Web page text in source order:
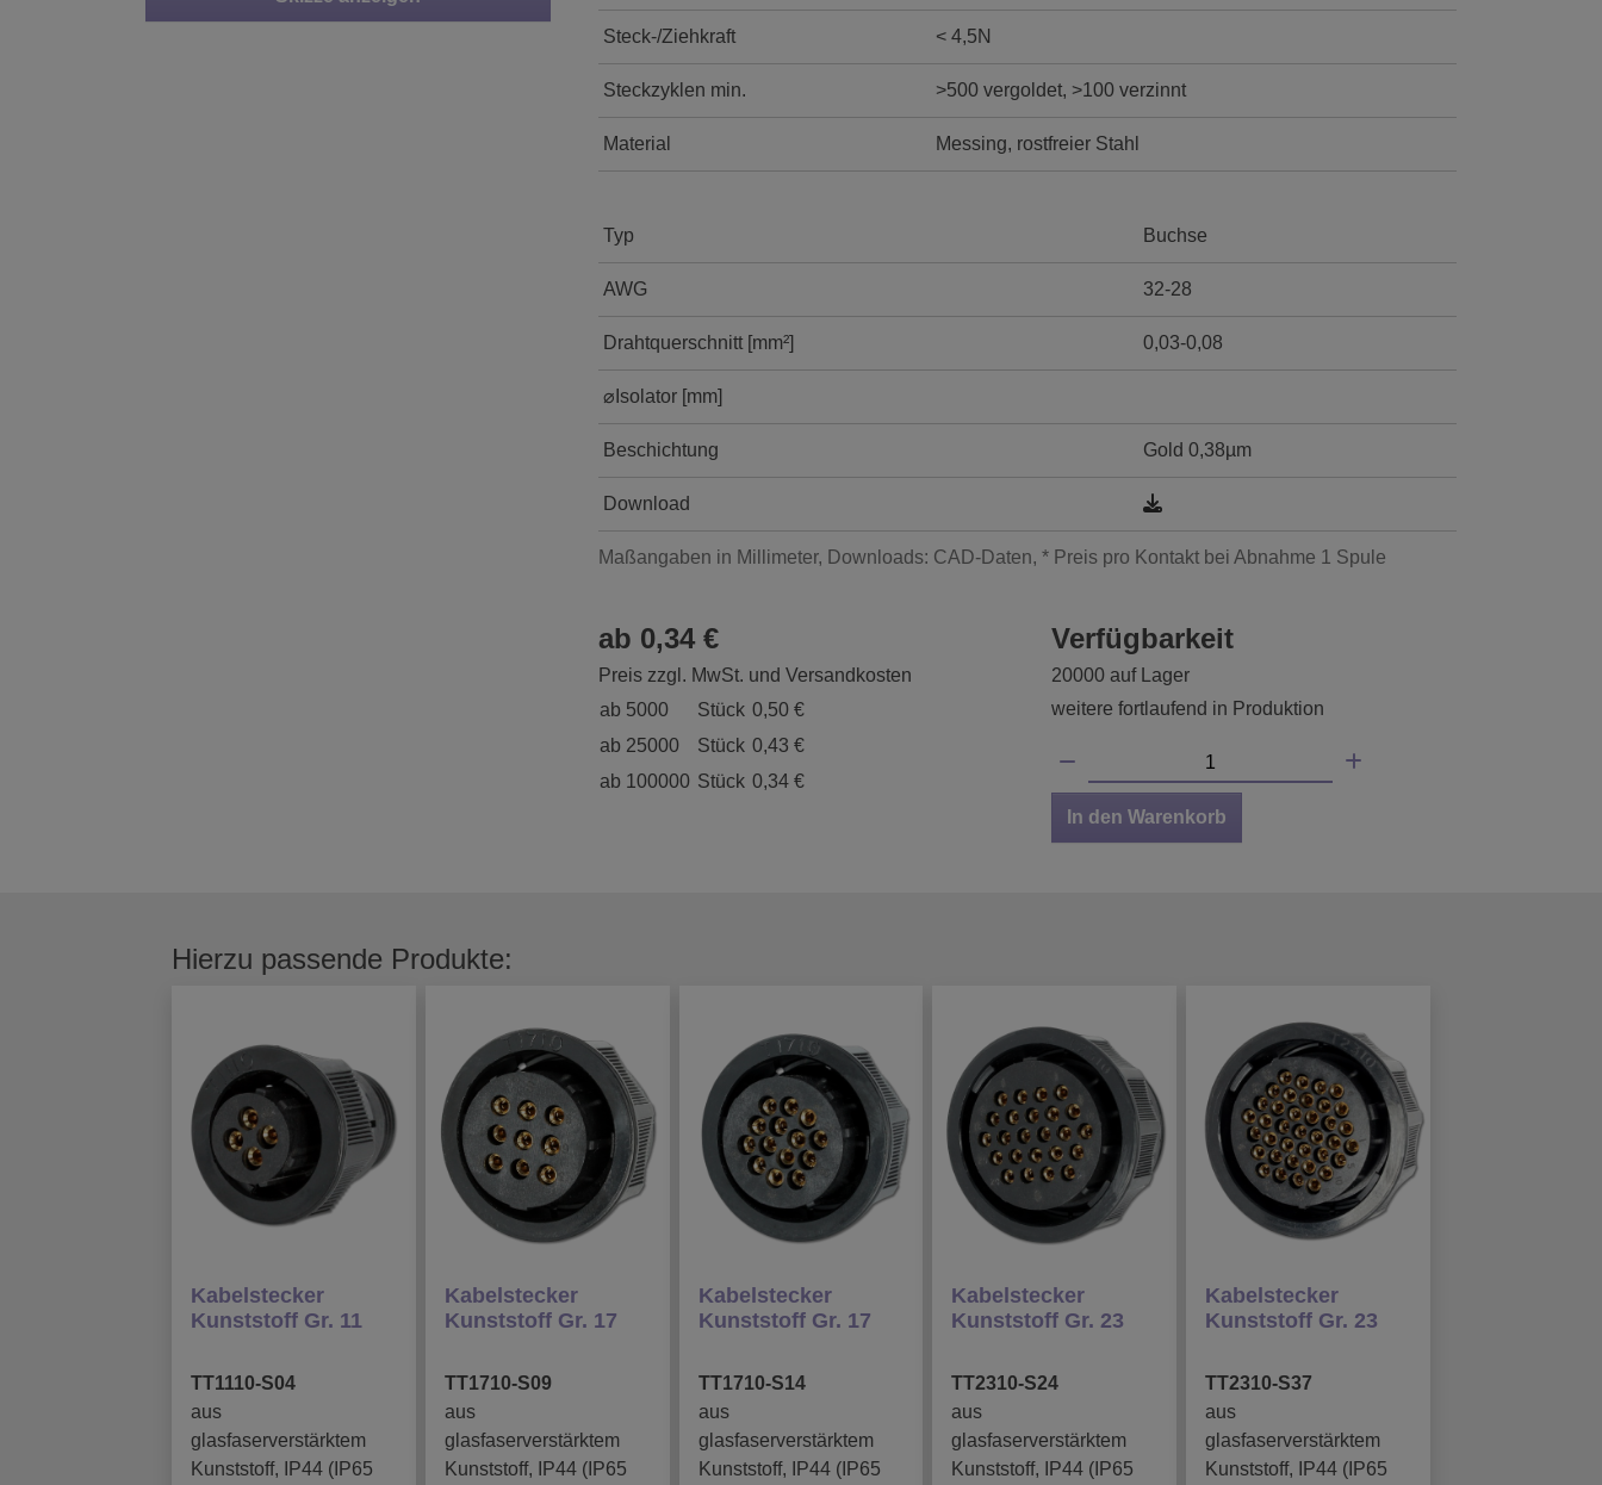
Steck-/Ziehkraft < 4,5N
Steckzyklen min. >500 vergoldet, >100 verzinnt
Material Messing, rostfreier Stahl
Maßangaben in Millimeter, Downloads: CAD-Daten, * Preis pro Kontakt bei Abnahme 1 Spule
Typ Buchse
AWG 32-28
Drahtquerschnitt [mm²] 0,03-0,08
⌀Isolator [mm]
Beschichtung Gold 0,38µm
Download
ab 0,34 €
Preis zzgl. MwSt. und Versandkosten
ab 5000
Stück 0,50 €
ab 25000
Stück 0,43 €
ab 100000 Stück 0,34 €
Verfügbarkeit
20000 auf Lager
weitere fortlaufend in Produktion
In den Warenkorb
Hierzu passende Produkte:
Kabelstecker
Kunststoff Gr. 11
TT1110-S04
aus
glasfaserverstärktem
Kunststoff, IP44 (IP65
Kabelstecker
Kunststoff Gr. 17
TT1710-S09
aus
glasfaserverstärktem
Kunststoff, IP44 (IP65
Kabelstecker
Kunststoff Gr. 17
TT1710-S14
aus
glasfaserverstärktem
Kunststoff, IP44 (IP65
Kabelstecker
Kunststoff Gr. 23
TT2310-S24
aus
glasfaserverstärktem
Kunststoff, IP44 (IP65
Kabelstecker
Kunststoff Gr. 23
TT2310-S37
aus
glasfaserverstärktem
Kunststoff, IP44 (IP65